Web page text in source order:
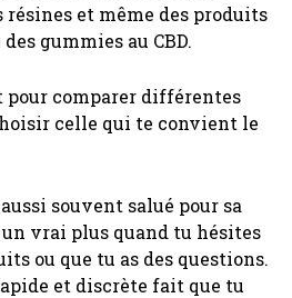
résines et même des produits
gummies au CBD.
pour comparer différentes
celle qui te convient le
souvent salué pour sa
vrai plus quand tu hésites
ou que tu as des questions.
et discrète fait que tu